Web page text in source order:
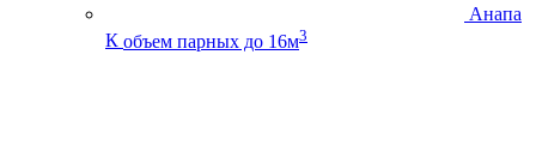
Анапа
К объем парных до 16м3